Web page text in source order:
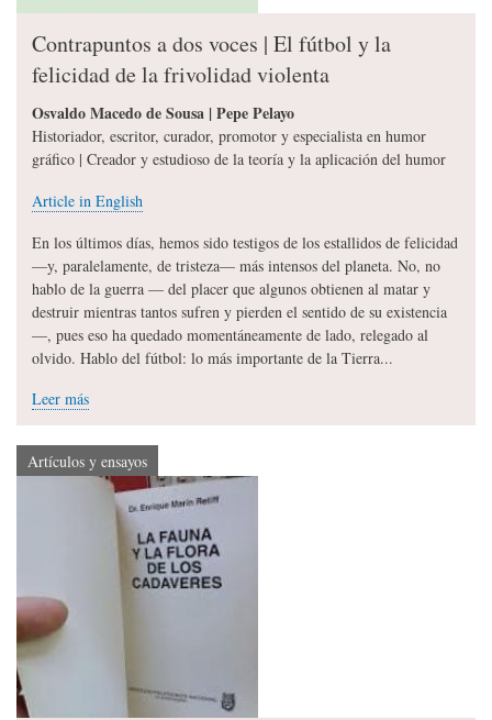
Contrapuntos a dos voces | El fútbol y la
felicidad de la frivolidad violenta
Osvaldo Macedo de Sousa | Pepe Pelayo
Historiador, escritor, curador, promotor y especialista en humor
gráfico | Creador y estudioso de la teoría y la aplicación del humor
Article in English
En los últimos días, hemos sido testigos de los estallidos de felicidad
—y, paralelamente, de tristeza— más intensos del planeta. No, no
hablo de la guerra — del placer que algunos obtienen al matar y
destruir mientras tantos sufren y pierden el sentido de su existencia
—, pues eso ha quedado momentáneamente de lado, relegado al
olvido. Hablo del fútbol: lo más importante de la Tierra...
Leer más
Artículos y ensayos